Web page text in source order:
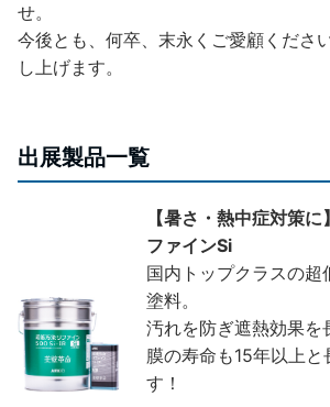
せ。
今後とも、何卒、末永くご愛顧くださ
し上げます。
出展製品一覧
【暑さ・熱中症対策
ファインSi
国内トップクラスの超
塗料。
汚れを防ぎ遮熱効果を
膜の寿命も15年以上
す！